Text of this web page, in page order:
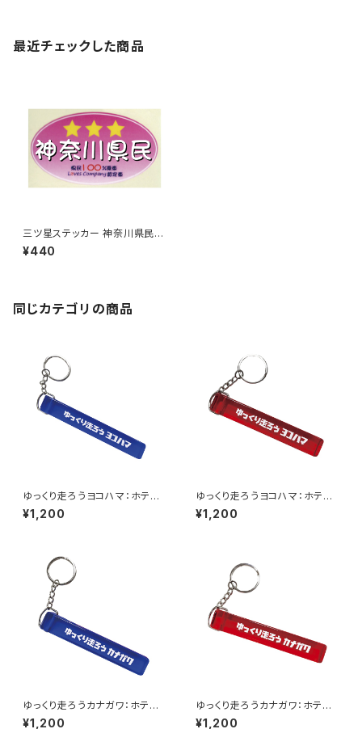
最近チェックした商品
三ツ星ステッカー 神奈川県民
(ピンク)
¥440
同じカテゴリの商品
ゆっくり走ろうヨコハマ：ホテル
キーホルダー（ブルー）
¥1,200
ゆっくり走ろうヨコハマ：ホテル
キーホルダー（レッド）
¥1,200
ゆっくり走ろうカナガワ：ホテル
キーホルダー（ブルー）
¥1,200
ゆっくり走ろうカナガワ：ホテル
キーホルダー（レッド）
¥1,200